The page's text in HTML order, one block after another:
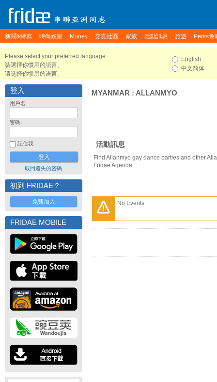
新聞&特寫 時尚娛樂 Money 交友社區 家族 活動訊息 旅遊 Perks會
Please select your preferred language.
請選擇你慣用的語言。
请选择你惯用的语言。
English
中文简体
登入
用戶名
密碼
記住我
取回遺失的密碼
初到 FRIDAE？
免費加入
FRIDAE MOBILE
MYANMAR : ALLANMYO
活動訊息
Find Allanmyo gay dance parties and other
Fridae Agenda.
No Events